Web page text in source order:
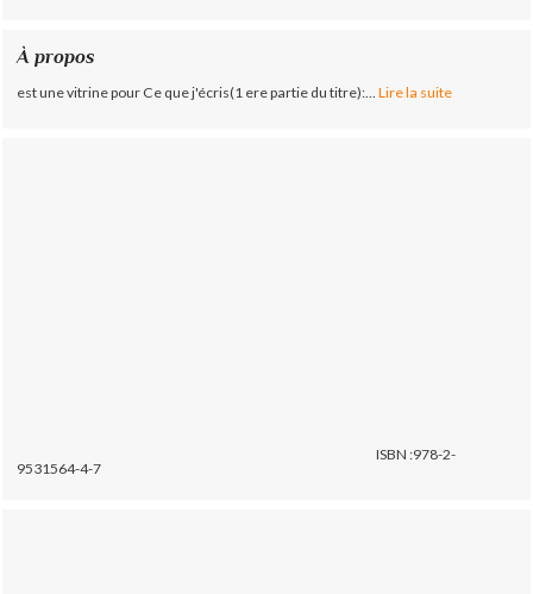
À propos
est une vitrine pour Ce que j'écris(1 ere partie du titre):... Lire la suite
ISBN :978-2-
9531564-4-7